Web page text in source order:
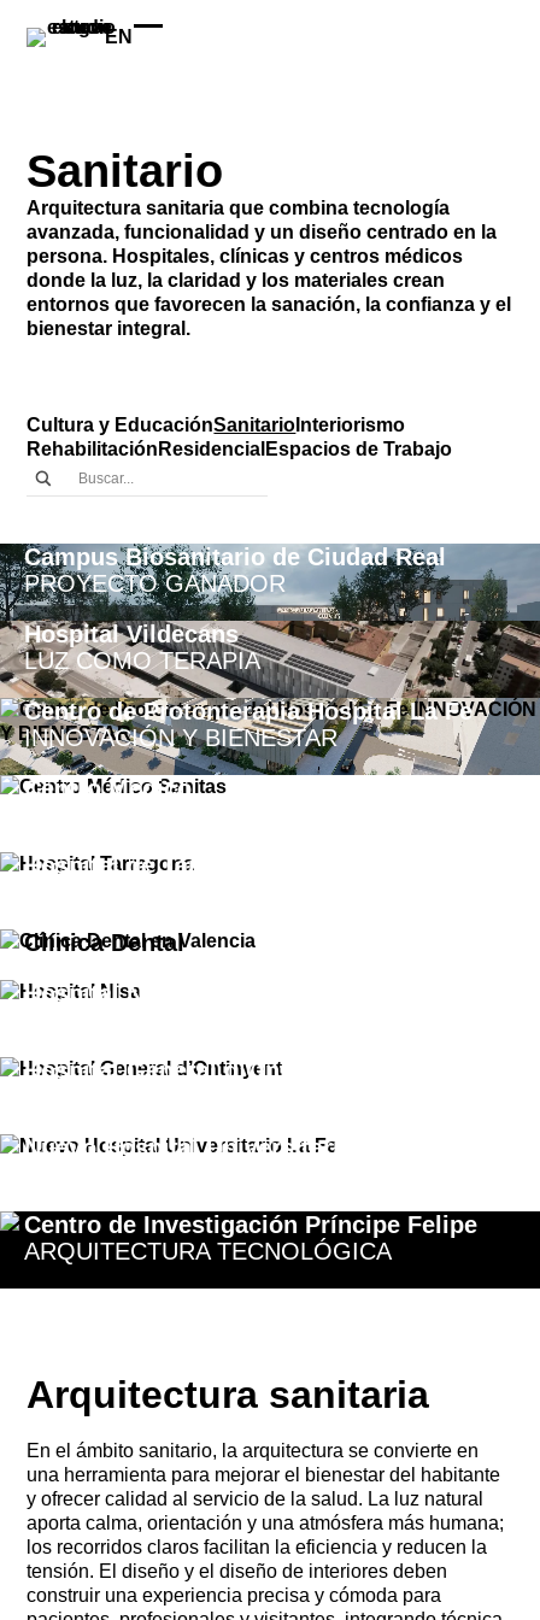
EN
Sanitario
Arquitectura sanitaria que combina tecnología
avanzada, funcionalidad y un diseño centrado en la
persona. Hospitales, clínicas y centros médicos
donde la luz, la claridad y los materiales crean
entornos que favorecen la sanación, la confianza y el
bienestar integral.
Cultura y EducaciónSanitario Interiorismo
Rehabilitación Residencial Espacios de Trabajo
Campus Biosanitario de Ciudad Real
PROYECTO GANADOR
Hospital Vildecans
LUZ COMO TERAPIA
Centro de Protonterapia Hospital La Fe
INNOVACIÓN Y BIENESTAR
Centro Médico
Hospital de Tarragona (Ampliación)
Clínica Dental
Hospital Nisa
Hospital General d’Ontinyent
Nuevo Hospital Universitario La Fe
Centro de Investigación Príncipe Felipe
ARQUITECTURA TECNOLÓGICA
Arquitectura sanitaria
En el ámbito sanitario, la arquitectura se convierte en
una herramienta para mejorar el bienestar del habitante
y ofrecer calidad al servicio de la salud. La luz natural
aporta calma, orientación y una atmósfera más humana;
los recorridos claros facilitan la eficiencia y reducen la
tensión. El diseño y el diseño de interiores deben
construir una experiencia precisa y cómoda para